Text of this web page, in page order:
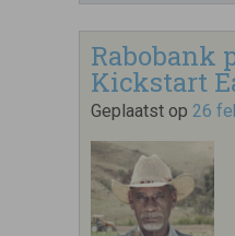
Rabobank
Kickstart
Geplaatst op 26